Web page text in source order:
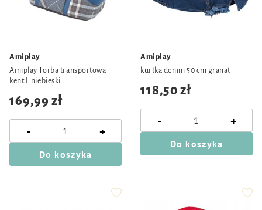
Amiplay
Amiplay Torba transportowa
kent L niebieski
169,99 zł
- +
Do koszyka
Amiplay
kurtka denim 50 cm granat
118,50 zł
- +
Do koszyka